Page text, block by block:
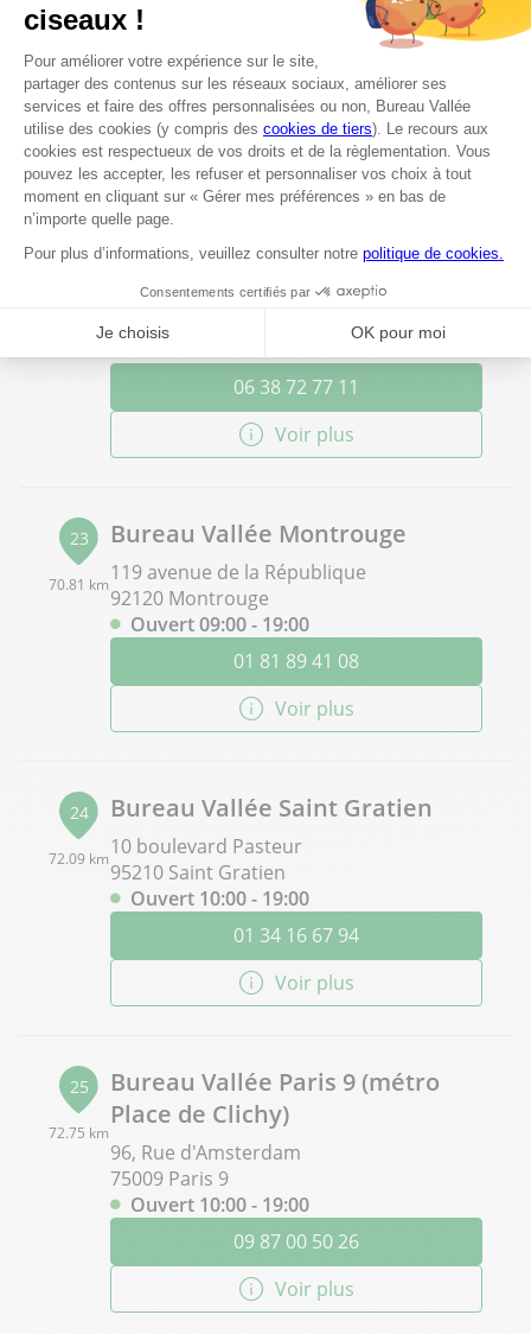
92600 Asnières sur Seine
01 47 33 03 90
Voir plus
22
Bureau Vallée Paris 15 Sèvres-
Lecourbe
40 rue Lecourbe
75015 Paris 15
06 38 72 77 11
Voir plus
23
70.81 km
Bureau Vallée Montrouge
119 avenue de la République
92120 Montrouge
Ouvert 09:00 - 19:00
01 81 89 41 08
Voir plus
24
72.09 km
Bureau Vallée Saint Gratien
10 boulevard Pasteur
95210 Saint Gratien
Ouvert 10:00 - 19:00
01 34 16 67 94
Voir plus
25
72.75 km
Bureau Vallée Paris 9 (métro
Place de Clichy)
96, Rue d'Amsterdam
75009 Paris 9
Ouvert 10:00 - 19:00
09 87 00 50 26
Voir plus